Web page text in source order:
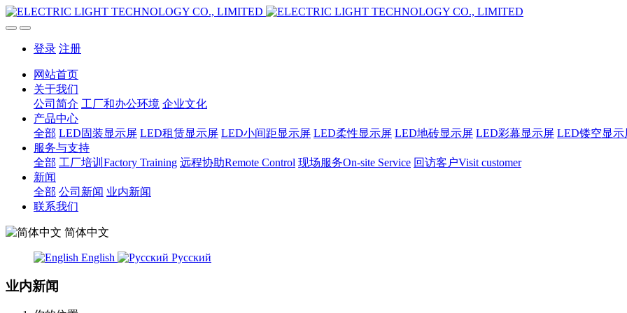
登录 注册
网站首页
关于我们
公司简介 工厂和办公环境 企业文化
产品中心
全部 LED固装显示屏 LED租赁显示屏 LED小间距显示屏 LED柔性显示屏 LED地砖显示屏 LED彩幕显示屏 LED镂空显示
服务与支持
全部 工厂培训Factory Training 远程协助Remote Control 现场服务On-site Service 回访客户Visit customer
新闻
全部 公司新闻 业内新闻
联系我们
简体中文
English Русский
业内新闻